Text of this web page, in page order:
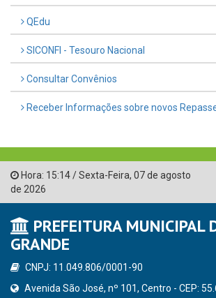
QEdu
SICONFI - Tesouro Nacional
Consultar Convênios
Receber Informações sobre novos
Hora: 15:14/Sexta-Feira, 07 de agosto
de 2026
PREFEITURA MUNICIPAL
GRANDE
CNPJ: 11.049.806/0001-90
Avenida São José, nº 101, Centro - CEP: